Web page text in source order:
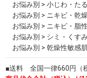
お悩み別 > 小じわ・た
お悩み別 > ニキビ・乾
お悩み別 > ニキビ・脂
お悩み別 > シミ・くすみ
お悩み別 > 乾燥性敏感
■送料 全国一律660円（